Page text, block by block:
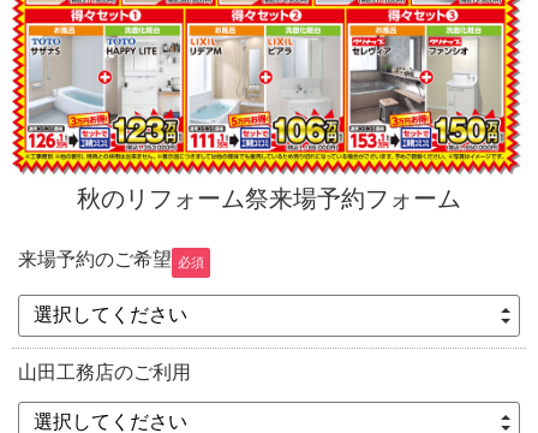
秋のリフォーム祭来場予約フォーム
来場予約のご希望 必須
選択してください
山田工務店のご利用
選択してください